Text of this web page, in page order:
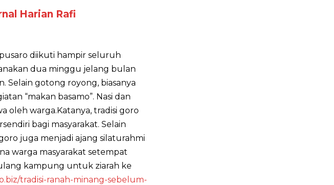
Harian Rafi
diikuti hampir seluruh
dua minggu jelang bulan
Selain gotong royong, biasanya
“makan basamo”. Nasi dan
oleh warga.Katanya, tradisi goro
bagi masyarakat. Selain
juga menjadi ajang silaturahmi
warga masyarakat setempat
kampung untuk ziarah ke
tradisi-ranah-minang-sebelum-